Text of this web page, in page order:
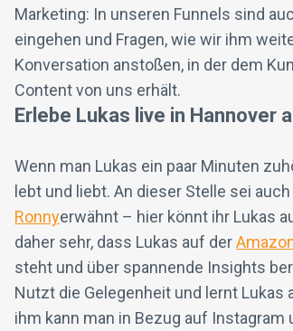
Marketing: In unseren Funnels sind
eingehen und Fragen, wie wir ihm
Konversation anstoßen, in der dem
Content von uns erhält.
Erlebe Lukas live in Hannover
Wenn man Lukas ein paar Minuten
lebt und liebt. An dieser Stelle sei
Ronnyerwähnt – hier könnt ihr Lukas
daher sehr, dass Lukas auf der
steht und über spannende Insights
Nutzt die Gelegenheit und lernt
ihm kann man in Bezug auf Instagram